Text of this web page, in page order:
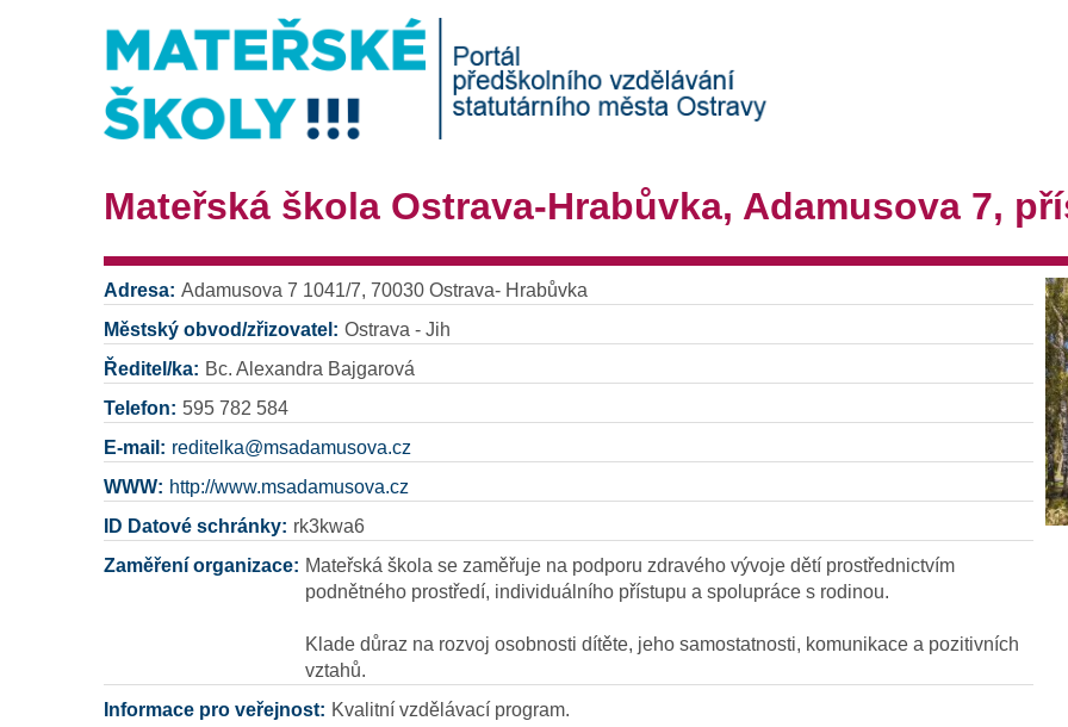
Mateřská škola Ostrava-Hrabůvka, Adamusova 7,
Adresa: Adamusova 7 1041/7, 70030 Ostrava- Hrabůvka
Městský obvod/zřizovatel: Ostrava - Jih
Ředitel/ka: Bc. Alexandra Bajgarová
Telefon: 595 782 584
E-mail: reditelka@msadamusova.cz
WWW: http://www.msadamusova.cz
ID Datové schránky: rk3kwa6
Zaměření organizace: Mateřská škola se zaměřuje na podporu zdravého vývoje dětí prostřednictvím
podnětného prostředí, individuálního přístupu a spolupráce s rodinou.
Klade důraz na rozvoj osobnosti dítěte, jeho samostatnosti, komunikace a pozitivních
vztahů.
Informace pro veřejnost: Kvalitní vzdělávací program.